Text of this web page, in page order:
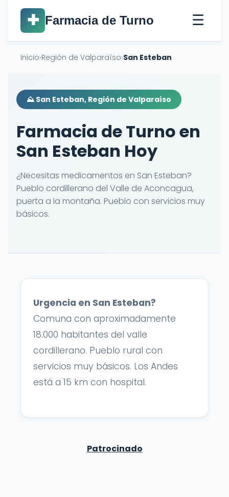
✚ Farmacia de Turno ☰
Inicio›Región de Valparaíso›San Esteban
⛰️ San Esteban, Región de Valparaíso
Farmacia de Turno en
San Esteban Hoy
¿Necesitas medicamentos en San Esteban?
Pueblo cordillerano del Valle de Aconcagua,
puerta a la montaña. Pueblo con servicios muy
básicos.
Urgencia en San Esteban?
Comuna con aproximadamente
18.000 habitantes del valle
cordillerano. Pueblo rural con
servicios muy básicos. Los Andes
está a 15 km con hospital.